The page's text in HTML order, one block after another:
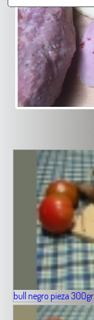
bull negro pieza 300gr